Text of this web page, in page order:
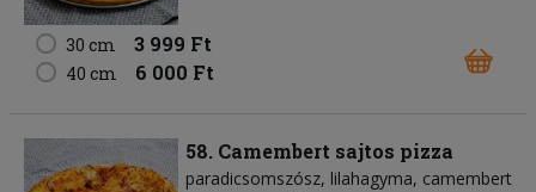
30 cm 3 999 Ft
40 cm 6 000 Ft
58. Camembert sajtos pizza
paradicsomszósz lilahagyma camembert